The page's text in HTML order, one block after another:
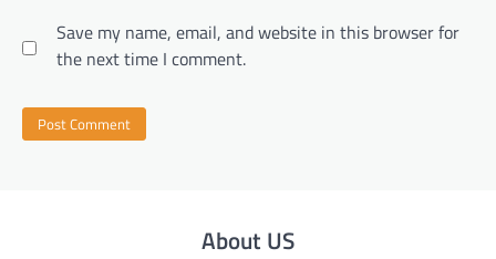
Save my name, email, and website in this browser for
the next time I comment.
About US